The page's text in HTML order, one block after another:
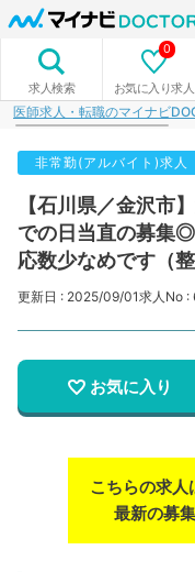
求人検索 お気に入り求人
0
医師求人・転職のマイナビ
非常勤(アルバイト)求人
【石川県／金沢市
での日当直の募集
応数少なめです（
更新日 : 2025/09/01求人No :
お気に入り
こちらの求人
最新の募